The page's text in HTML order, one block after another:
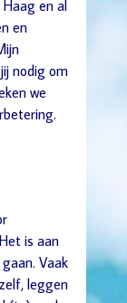
en al
en
nodig om
we
is aan
Vaak
leggen